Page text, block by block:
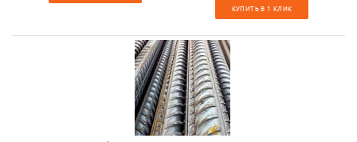
КУПИТЬ В 1 КЛИК